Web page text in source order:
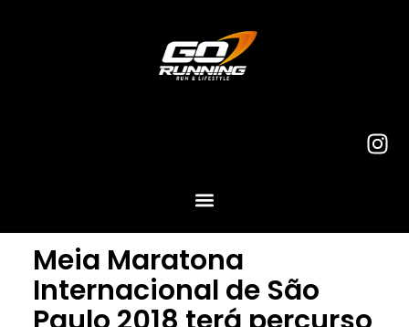
Meia Maratona
Internacional de São